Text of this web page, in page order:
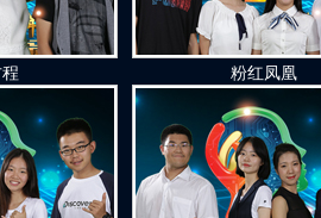
粉红凤凰